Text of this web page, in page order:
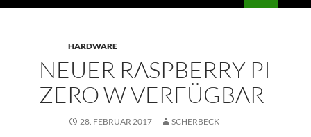
HARDWARE
NEUER RASPBERRY PI
ZERO W VERFÜGBAR
28. FEBRUAR 2017 SCHERBECK